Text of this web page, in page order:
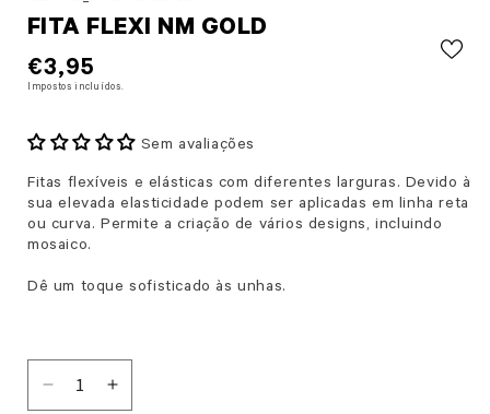
FITA FLEXI NM GOLD
PREÇO NORMAL
€3,95
Impostos incluídos.
Sem avaliações
Fitas flexíveis e elásticas com diferentes larguras. Devido à
sua elevada elasticidade podem ser aplicadas em linha reta
ou curva. Permite a criação de vários designs, incluindo
mosaico.
Dê um toque sofisticado às unhas.
Diminuir a quantidade de Fita Flexi NM Gold
Aumentar a quantidade de Fita Flexi NM Gold